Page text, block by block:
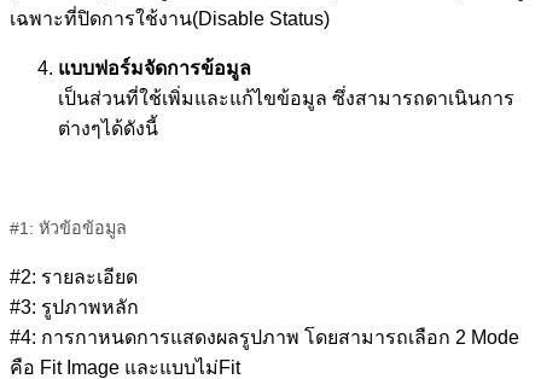
เฉพาะที่ปิดการใช้งาน(Disable Status)
แบบฟอร์มจัดการข้อมูล
เป็นส่วนที่ใช้เพิ่มและแก้ไขข้อมูล ซึ่งสามารถดาเนินการ
ต่างๆได้ดังนี้
#1: หัวข้อข้อมูล
#2: รายละเอียด
#3: รูปภาพหลัก
#4: การกาหนดการแสดงผลรูปภาพ โดยสามารถเลือก 2 Mode
คือ Fit Image และแบบไม่Fit